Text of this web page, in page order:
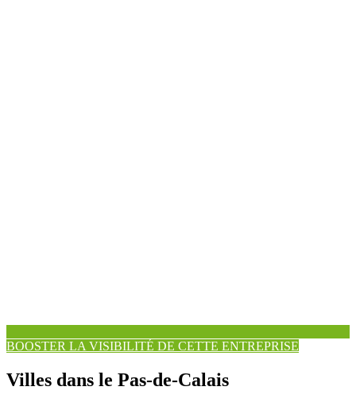
BOOSTER LA VISIBILITÉ DE CETTE ENTREPRISE
Villes dans le Pas-de-Calais